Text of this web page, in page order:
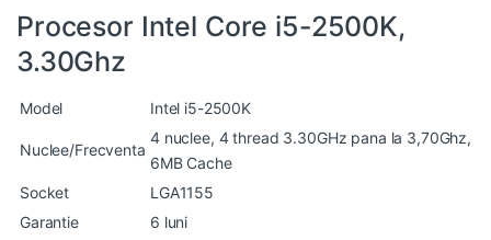
Procesor Intel Core i5-2500K,
3.30Ghz
Model Intel i5-2500K
Nuclee/Frecventa
4 nuclee, 4 thread 3.30GHz pana la 3,70Ghz,
6MB Cache
Socket
LGA1155
Garantie
6 luni